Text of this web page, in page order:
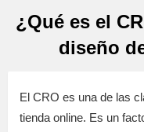
¿Qué es el
diseño
El CRO es una de las
tienda online. Es un